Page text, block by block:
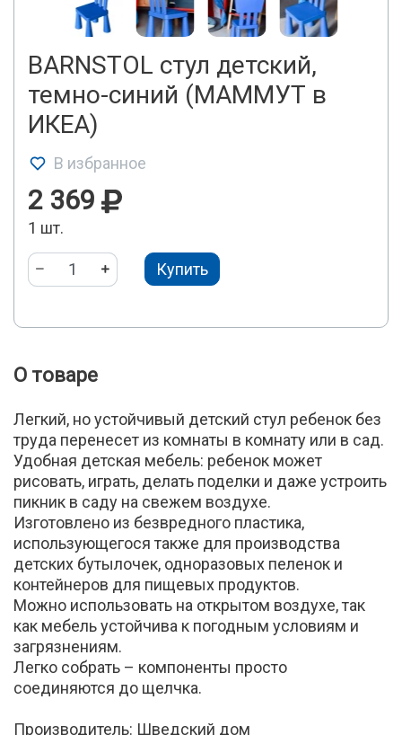
BARNSTOL стул детский,
темно-синий (МАММУТ в
ИКЕА)
В избранное
2 369
1 шт.
Купить
О товаре
Легкий, но устойчивый детский стул ребенок без
труда перенесет из комнаты в комнату или в сад.
Удобная детская мебель: ребенок может
рисовать, играть, делать поделки и даже устроить
пикник в саду на свежем воздухе.
Изготовлено из безвредного пластика,
использующегося также для производства
детских бутылочек, одноразовых пеленок и
контейнеров для пищевых продуктов.
Можно использовать на открытом воздухе, так
как мебель устойчива к погодным условиям и
загрязнениям.
Легко собрать – компоненты просто
соединяются до щелчка.
Производитель: Шведский дом